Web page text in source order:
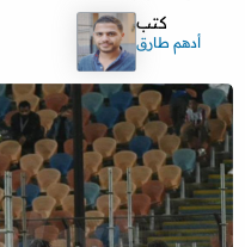
كتب
أدهم طارق